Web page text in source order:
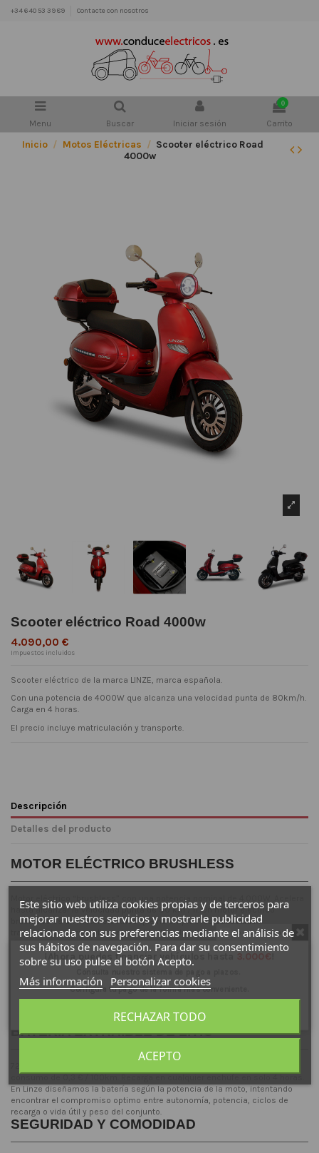
+34 640 53 39 89 Contacte con nosotros
Menu Buscar Iniciar sesión
0
Carrito
Inicio Motos Eléctricas
Scooter eléctrico Road
4000w
Scooter eléctrico Road 4000w
4.090,00 €
Impuestos incluidos
Scooter eléctrico de la marca LINZE, marca española.
Con una potencia de 4000W que alcanza una velocidad punta de 80km/h.
Carga en 4 horas.
El precio incluye matriculación y transporte.
Descripción
Detalles del producto
MOTOR ELÉCTRICO BRUSHLESS
hasta alcanzar la velocidad punta de 80 km / h. Un motor eléctrico
brushless es un motor eléctrico que no emplea las escobillas
tradicionales para realizar el cambio de polaridad en el rotor. Al no tener
escobillas se eliminan el rozamiento y las partículas de fricción, y se
reducen el calor y el ruido generado en el motor, aumentado el
rendimiento. La complejidad mecánica de este tipo de motores en el caso
de la Linze Road se ha reducido gracias a la utilización de un confiable
controlador electrónico, lo que también se traduce en un bajo
mantenimiento.
El precio incluye matriculación y transporte .
BATERÍA EXTRAÍBLE DE LITIO
En Linze diseñamos la batería según la potencia de la moto, intentando
encontrar el compromiso optimo entre autonomía, potencia, ciclos de
recarga o vida útil y peso del conjunto.
SEGURIDAD Y COMODIDAD
Este sitio web utiliza cookies propias y de terceros para
mejorar nuestros servicios y mostrarle publicidad
relacionada con sus preferencias mediante el análisis de
sus hábitos de navegación. Para dar su consentimiento
sobre su uso pulse el botón Acepto.
Más información
Personalizar cookies
RECHAZAR TODO
ACEPTO
Do not show again.
¡Ahora puedes financiar vehículos hasta
Configura tu pago de la forma más conveniente.